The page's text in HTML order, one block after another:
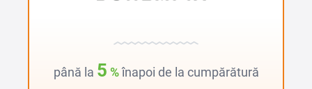
până la 5 %înapoi de la cumpărătură